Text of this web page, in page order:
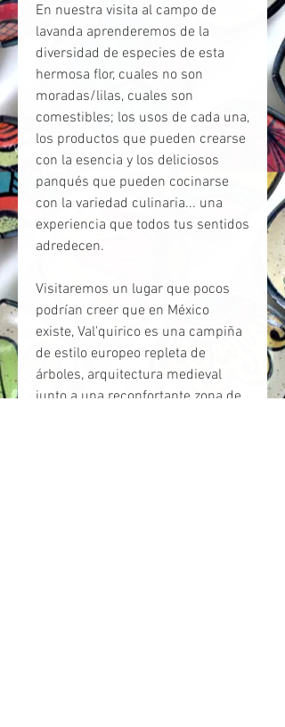
En nuestra visita al campo de
lavanda aprenderemos de la
diversidad de especies de esta
hermosa flor, cuales no son
moradas/lilas, cuales son
comestibles; los usos de cada una,
los productos que pueden crearse
con la esencia y los deliciosos
panqués que pueden cocinarse
con la variedad culinaria... una
experiencia que todos tus sentidos
adredecen.
Visitaremos un lugar que pocos
podrían creer que en México
existe, Val'quirico es una campiña
de estilo europeo repleta de
árboles, arquitectura medieval
junto a una reconfortante zona de